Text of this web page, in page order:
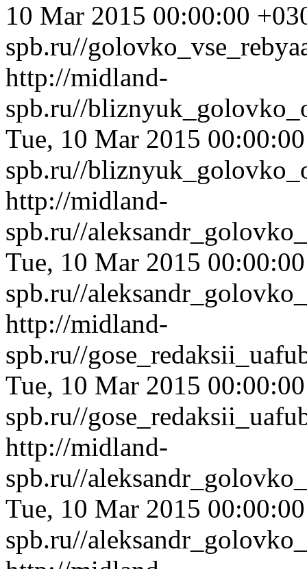
10 Mar 2015 00:00:00
spb.ru//
http://midland-
spb.ru//
Tue, 10 Mar 2015
spb.ru//
http://midland-
spb.ru//
Tue, 10 Mar 2015
spb.ru//
http://midland-
spb.ru//
Tue, 10 Mar 2015
spb.ru//
http://midland-
spb.ru//
Tue, 10 Mar 2015
spb.ru//